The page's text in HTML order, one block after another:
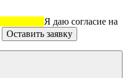
Я даю согласие на
Оставить заявку